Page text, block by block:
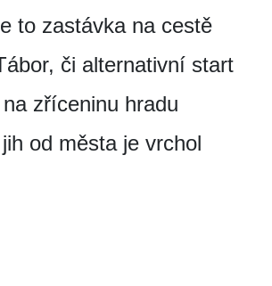
to zastávka na cestě
či alternativní start
zříceninu hradu
od města je vrchol